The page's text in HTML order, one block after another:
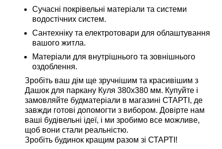
Сучасні покрівельні матеріали та системи
водостічних систем.
Сантехніку та електротовари для облаштування
вашого житла.
Матеріали для внутрішнього та зовнішнього
оздоблення.
Зробіть ваш дім ще зручнішим та красивішим з
Дашок для паркану Куля 380х380 мм. Купуйте і
замовляйте будматеріали в магазині СТАРТІ, де
завжди готові допомогти з вибором. Довірте нам
ваші будівельні ідеї, і ми зробимо все можливе,
щоб вони стали реальністю.
Зробіть будинок кращим разом зі СТАРТІ!